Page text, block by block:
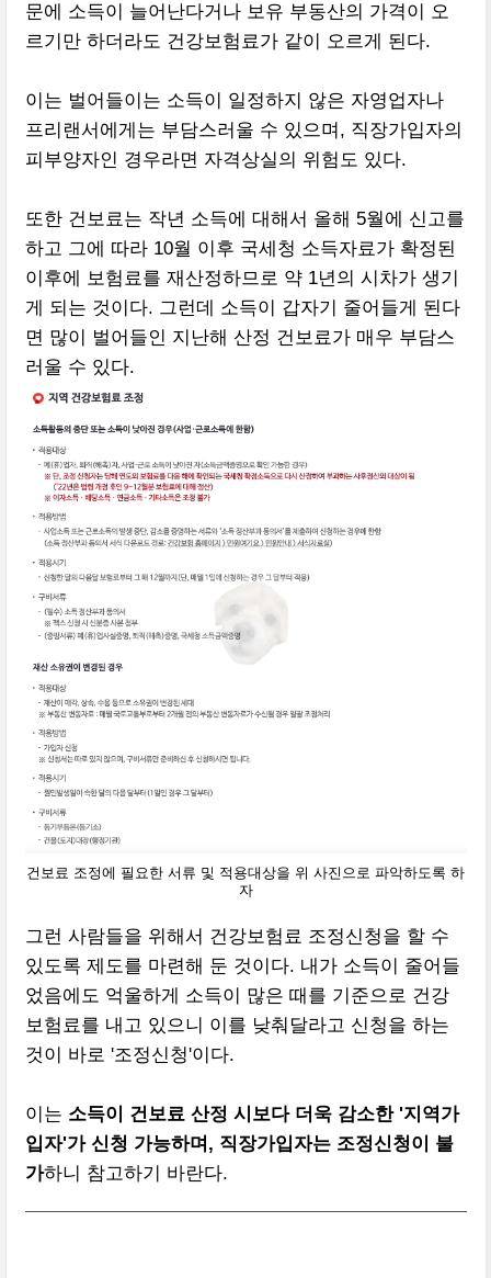
문에 소득이 늘어난다거나 보유 부동산의 가격이 오
르기만 하더라도 건강보험료가 같이 오르게 된다.
이는 벌어들이는 소득이 일정하지 않은 자영업자나
프리랜서에게는 부담스러울 수 있으며, 직장가입자의
피부양자인 경우라면 자격상실의 위험도 있다.
또한 건보료는 작년 소득에 대해서 올해 5월에 신고를
하고 그에 따라 10월 이후 국세청 소득자료가 확정된
이후에 보험료를 재산정하므로 약 1년의 시차가 생기
게 되는 것이다. 그런데 소득이 갑자기 줄어들게 된다
면 많이 벌어들인 지난해 산정 건보료가 매우 부담스
러울 수 있다.
건보료 조정에 필요한 서류 및 적용대상을 위 사진으로 파악하도록 하
자
그런 사람들을 위해서 건강보험료 조정신청을 할 수
있도록 제도를 마련해 둔 것이다. 내가 소득이 줄어들
었음에도 억울하게 소득이 많은 때를 기준으로 건강
보험료를 내고 있으니 이를 낮춰달라고 신청을 하는
것이 바로 '조정신청'이다.
이는 소득이 건보료 산정 시보다 더욱 감소한 '지역가
입자'가 신청 가능하며, 직장가입자는 조정신청이 불
가하니 참고하기 바란다.